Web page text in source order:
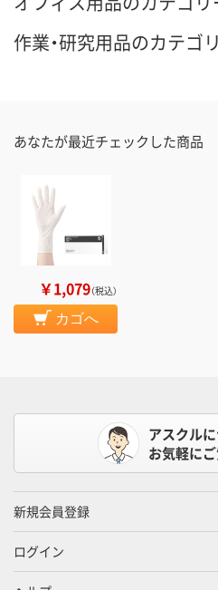
作業・研究用品のカテゴ
あなたが最近チェックした商品
￥1,079（税込）
カゴへ
アスクル
お気軽にご
新規会員登録
ログイン